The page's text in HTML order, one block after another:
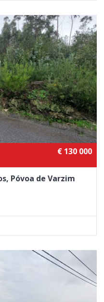
€ 130 000
Póvoa de Varzim